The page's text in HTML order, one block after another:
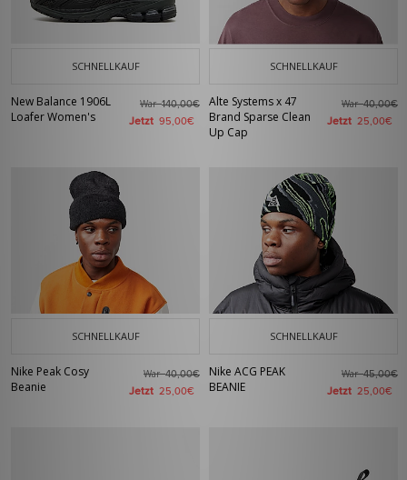
SCHNELLKAUF
New Balance 1906L
Loafer Women's
War140,00€
Jetzt 95,00€
SCHNELLKAUF
Alte Systems x 47
Brand Sparse Clean
Up Cap
War40,00€
Jetzt 25,00€
SCHNELLKAUF
Nike Peak Cosy
Beanie
War40,00€
Jetzt 25,00€
SCHNELLKAUF
Nike ACG PEAK
BEANIE
War45,00€
Jetzt 25,00€